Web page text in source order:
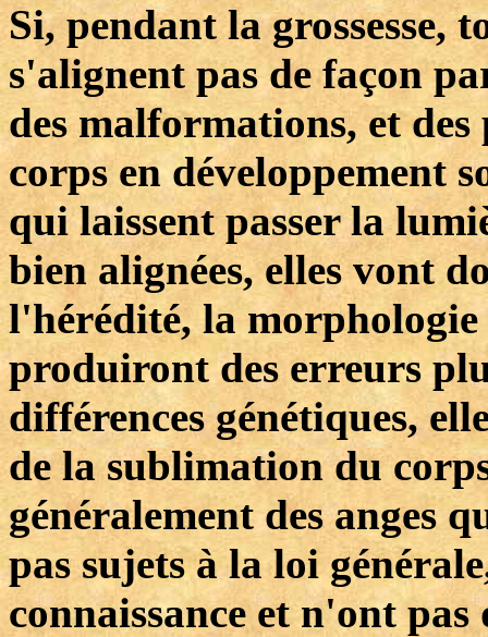
Si, pendant la grossesse,
s'alignent pas de façon
des malformations, et
corps en développement
qui laissent passer la
bien alignées, elles vont
l'hérédité, la morphologie
produiront des erreurs
différences génétiques,
de la sublimation du
généralement des anges
pas sujets à la loi
connaissance et n'ont